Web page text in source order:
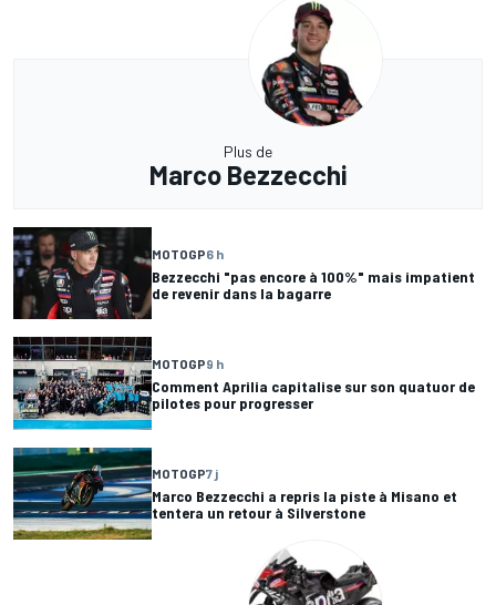
Plus de
Marco Bezzecchi
MOTOGP6 h
Bezzecchi "pas encore à 100%" mais impatient
de revenir dans la bagarre
MOTOGP9 h
Comment Aprilia capitalise sur son quatuor de
pilotes pour progresser
MOTOGP7 j
Marco Bezzecchi a repris la piste à Misano et
tentera un retour à Silverstone